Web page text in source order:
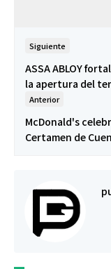
Siguiente
ASSA ABLOY
la apertura del
Anterior
McDonald's
Certamen de